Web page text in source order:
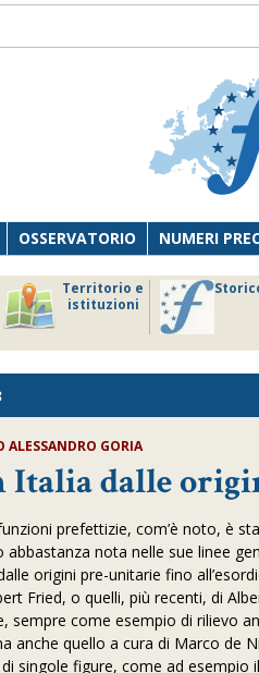
OSSERVATORIO NUMERI
Territorio e
istituzioni
ALESSANDRO GORIA
dalle
prefettizie, com’è noto, è
abbastanza nota nelle sue linee
origini pre-unitarie fino
Fried, o quelli, più recenti, di
sempre come esempio di rilievo
anche quello a cura di Marco de
singole figure, come ad